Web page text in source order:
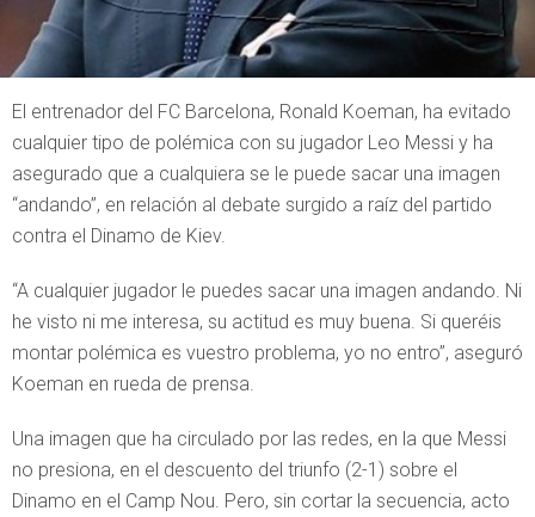
El entrenador del FC Barcelona, Ronald Koeman, ha evitado
cualquier tipo de polémica con su jugador Leo Messi y ha
asegurado que a cualquiera se le puede sacar una imagen
“andando”, en relación al debate surgido a raíz del partido
contra el Dinamo de Kiev.
“A cualquier jugador le puedes sacar una imagen andando. Ni
he visto ni me interesa, su actitud es muy buena. Si queréis
montar polémica es vuestro problema, yo no entro”, aseguró
Koeman en rueda de prensa.
Una imagen que ha circulado por las redes, en la que Messi
no presiona, en el descuento del triunfo (2-1) sobre el
Dinamo en el Camp Nou. Pero, sin cortar la secuencia, acto